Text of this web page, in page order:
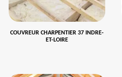
COUVREUR CHARPENTIER 37 INDRE-
ET-LOIRE